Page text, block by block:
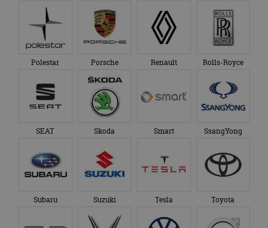
Polestar Porsche Renault Rolls-Royce
SEAT Skoda Smart SsangYong
Subaru Suzuki Tesla Toyota